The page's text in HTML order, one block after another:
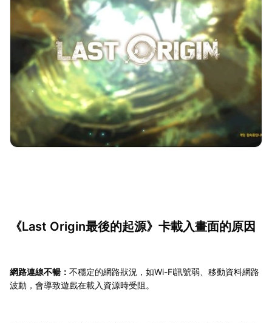
《Last Origin最後的起源》卡載入畫面的原因
網路連線不暢： 不穩定的網路狀況，如Wi-Fi訊號弱、移動資料網路
波動，會導致遊戲在載入資源時受阻。